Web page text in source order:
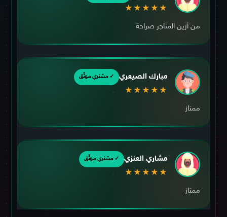
★★★★★
من أزين المتاجر صراحة
مبارك الصيعري ✓ مشتري موثّق
★★★★★
ممتاز
مشاري العنزي ✓ مشتري موثّق
★★★★★
ممتاز